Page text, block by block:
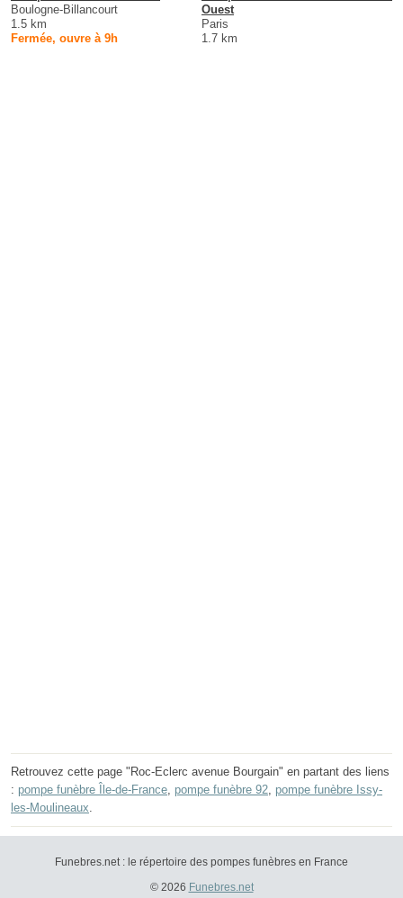
Boulogne-Billancourt
1.5 km
Fermée, ouvre à 9h
Ouest
Paris
1.7 km
Retrouvez cette page "Roc-Eclerc avenue Bourgain" en partant des liens
: pompe funèbre Île-de-France, pompe funèbre 92, pompe funèbre Issy-
les-Moulineaux.
Funebres.net : le répertoire des pompes funèbres en France
© 2026 Funebres.net